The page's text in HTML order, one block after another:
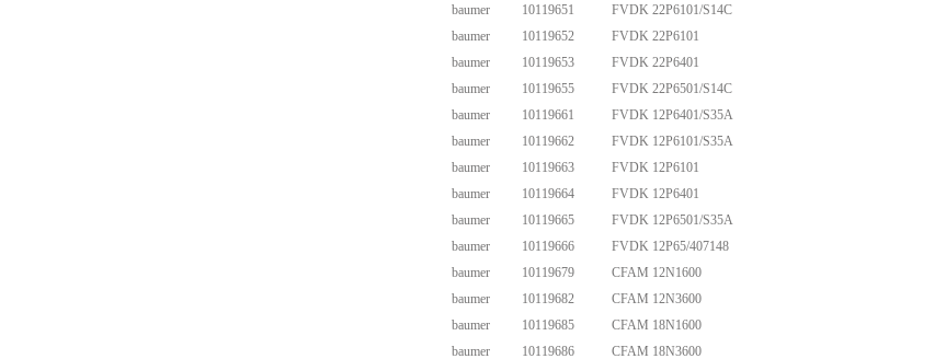
baumer
10119651
FVDK 22P6101/S14C
baumer
10119652
FVDK 22P6101
baumer
10119653
FVDK 22P6401
baumer
10119655
FVDK 22P6501/S14C
baumer
10119661
FVDK 12P6401/S35A
baumer
10119662
FVDK 12P6101/S35A
baumer
10119663
FVDK 12P6101
baumer
10119664
FVDK 12P6401
baumer
10119665
FVDK 12P6501/S35A
baumer
10119666
FVDK 12P65/407148
baumer
10119679
CFAM 12N1600
baumer
10119682
CFAM 12N3600
baumer
10119685
CFAM 18N1600
baumer
10119686 CFAM 18N3600